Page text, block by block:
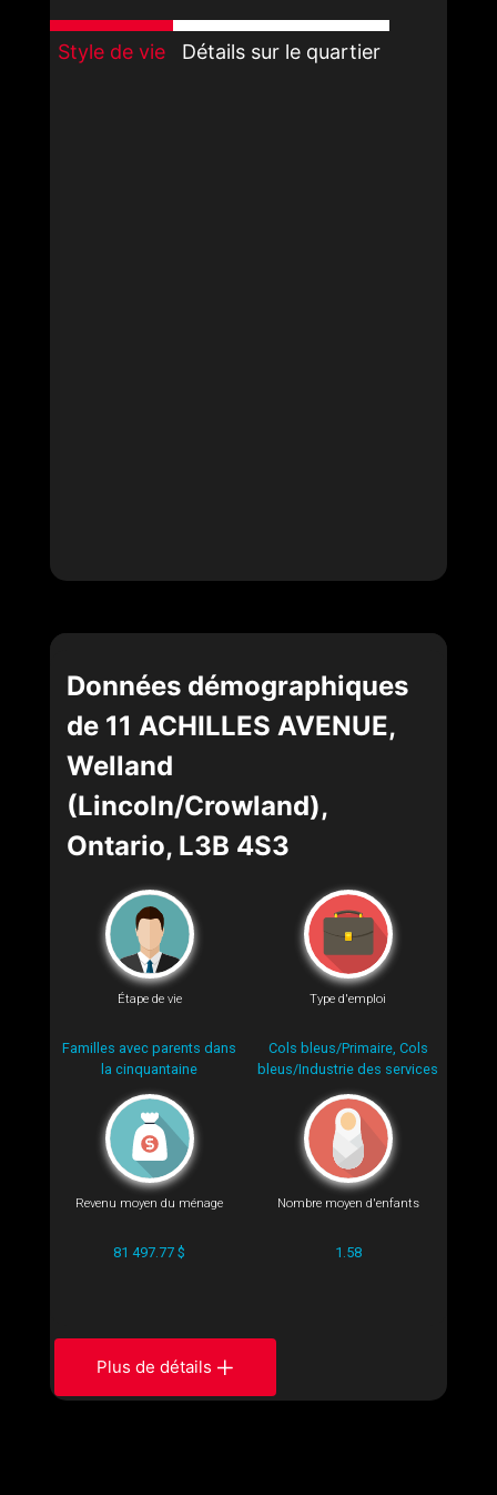
Style de vie Détails sur le quartier
Données démographiques
de 11 ACHILLES AVENUE,
Welland
(Lincoln/Crowland),
Ontario, L3B 4S3
Étape de vie
Familles avec parents dans
la cinquantaine
Type d'emploi
Cols bleus/Primaire, Cols
bleus/Industrie des services
Revenu moyen du ménage
81 497.77 $
Nombre moyen d'enfants
1.58
Plus de détails